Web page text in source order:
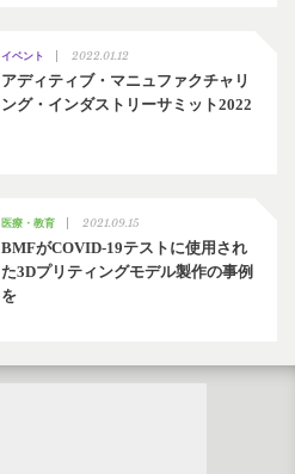
イベント 2022.01.12
アディティブ・マニュファクチャリ
ング・インダストリーサミット2022
医療・教育 2021.09.15
BMFがCOVID-19テストに使用され
た3Dプリティングモデル製作の事例
を